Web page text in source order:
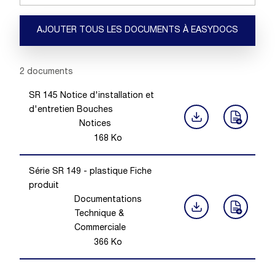
AJOUTER TOUS LES DOCUMENTS À EASYDOCS
Showing 1 -2
2 documents
SR 145 Notice d'installation et
d'entretien Bouches
Notices
168 Ko
Série SR 149 - plastique Fiche
produit
Documentations
Technique &
Commerciale
366 Ko